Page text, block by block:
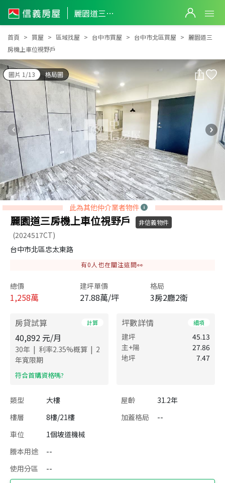
麗園道三房機上車位視野戶
麗園道三房機上車位視野戶
首頁 買屋 區域找屋 台中市買屋 台中市北區買屋
麗園道三
房機上車位視野戶
圖片 1/13 格局圖
此為其他仲介業者物件
麗園道三房機上車位視野戶 非信義物件
(2024517CT)
台中市北區忠太東路
有0 人也在關注這間👀
總價
1,258萬
建坪單價
27.88萬/坪
格局
3房2廳2衛
房貸試算 計算
40,892 元/月
30年 | 利率2.35%概算 | 2
年寬限期
​符合首購資格嗎?
坪數詳情 細項
建坪
45.13
主+陽
27.86
地坪
7.47
類型 大樓 屋齡
31.2年
樓層
8樓/21樓 加蓋格局
--
車位
1個坡道機械
謄本用途
--
使用分區
--